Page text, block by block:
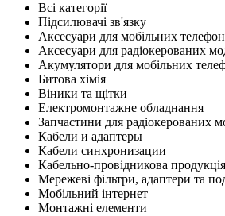
Всі категорії
Підсилювачі зв'язку
Аксесуари для мобільних
Аксесуари для радіокерованих
Акумулятори для мобільних
Битова хімія
Віники та щітки
Електромонтажне обладнання
Запчастини для радіокерованих
Кабели и адаптеры
Кабели синхронизации
Кабельно-провідникова продукція
Мережеві фільтри, адаптери та
Мобільний інтернет
Монтажні елементи